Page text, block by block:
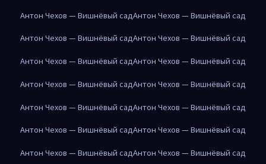
Антон Чехов — Вишнёвый садАнтон Чехов — Вишнёвый сад
Антон Чехов — Вишнёвый садАнтон Чехов — Вишнёвый сад
Антон Чехов — Вишнёвый садАнтон Чехов — Вишнёвый сад
Антон Чехов — Вишнёвый садАнтон Чехов — Вишнёвый сад
Антон Чехов — Вишнёвый садАнтон Чехов — Вишнёвый сад
Антон Чехов — Вишнёвый садАнтон Чехов — Вишнёвый сад
Антон Чехов — Вишнёвый садАнтон Чехов — Вишнёвый сад